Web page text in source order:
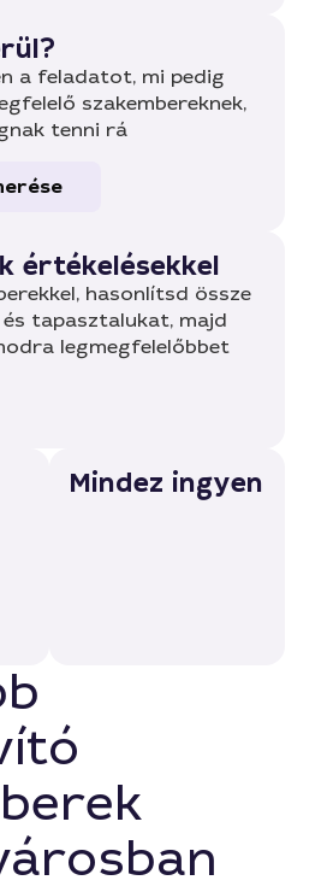
a feladatot, mi pedig
szakembereknek,
tenni rá
értékelésekkel
hasonlítsd össze
tapasztalukat, majd
legmegfelelőbbet
Mindez ingyen